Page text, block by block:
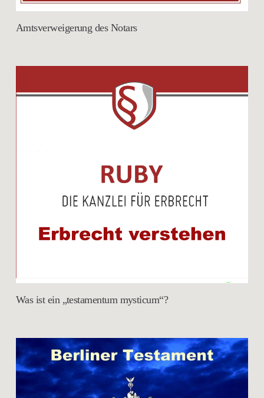
Amtsverweigerung des Notars
Was ist ein „testamentum mysticum“?